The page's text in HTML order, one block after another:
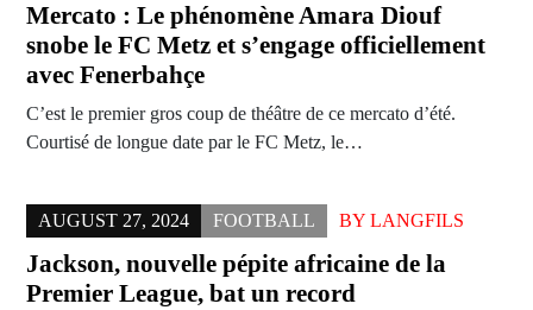
Mercato : Le phénomène Amara Diouf
snobe le FC Metz et s’engage officiellement
avec Fenerbahçe
C’est le premier gros coup de théâtre de ce mercato d’été.
Courtisé de longue date par le FC Metz, le…
AUGUST 27, 2024 FOOTBALL BY LANGFILS
Jackson, nouvelle pépite africaine de la
Premier League, bat un record